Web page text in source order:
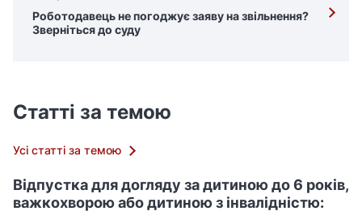
Роботодавець не погоджує заяву на звільнення?
Зверніться до суду
Статті за темою
Усі статті за темою
Відпустка для догляду за дитиною до 6 років,
важкохворою або дитиною з інвалідністю: